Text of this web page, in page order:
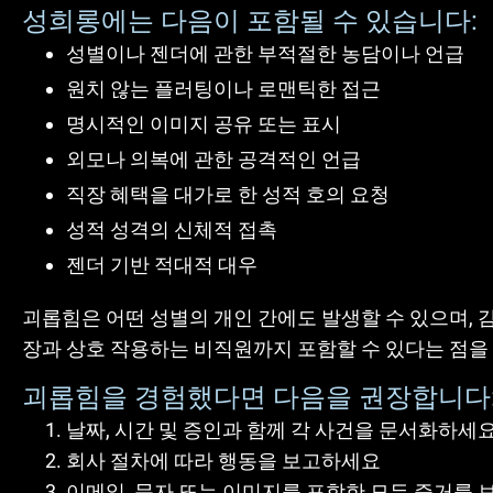
성희롱에는 다음이 포함될 수 있습니다:
성별이나 젠더에 관한 부적절한 농담이나 언급
원치 않는 플러팅이나 로맨틱한 접근
명시적인 이미지 공유 또는 표시
외모나 의복에 관한 공격적인 언급
직장 혜택을 대가로 한 성적 호의 요청
성적 성격의 신체적 접촉
젠더 기반 적대적 대우
괴롭힘은 어떤 성별의 개인 간에도 발생할 수 있으며,
장과 상호 작용하는 비직원까지 포함할 수 있다는 점
괴롭힘을 경험했다면 다음을 권장합니
날짜, 시간 및 증인과 함께 각 사건을 문서화하세
회사 절차에 따라 행동을 보고하세요